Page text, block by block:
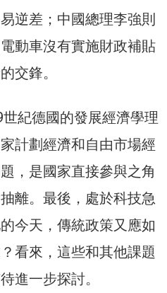
逆差；中國總理李強則
動車沒有實施財政補貼
交鋒。
紀德國的發展經濟學理
計劃經濟和自由市場經
，是國家直接參與之角
離。最後，處於科技急
今天，傳統政策又應如
看來，這些和其他課題
進一步探討。